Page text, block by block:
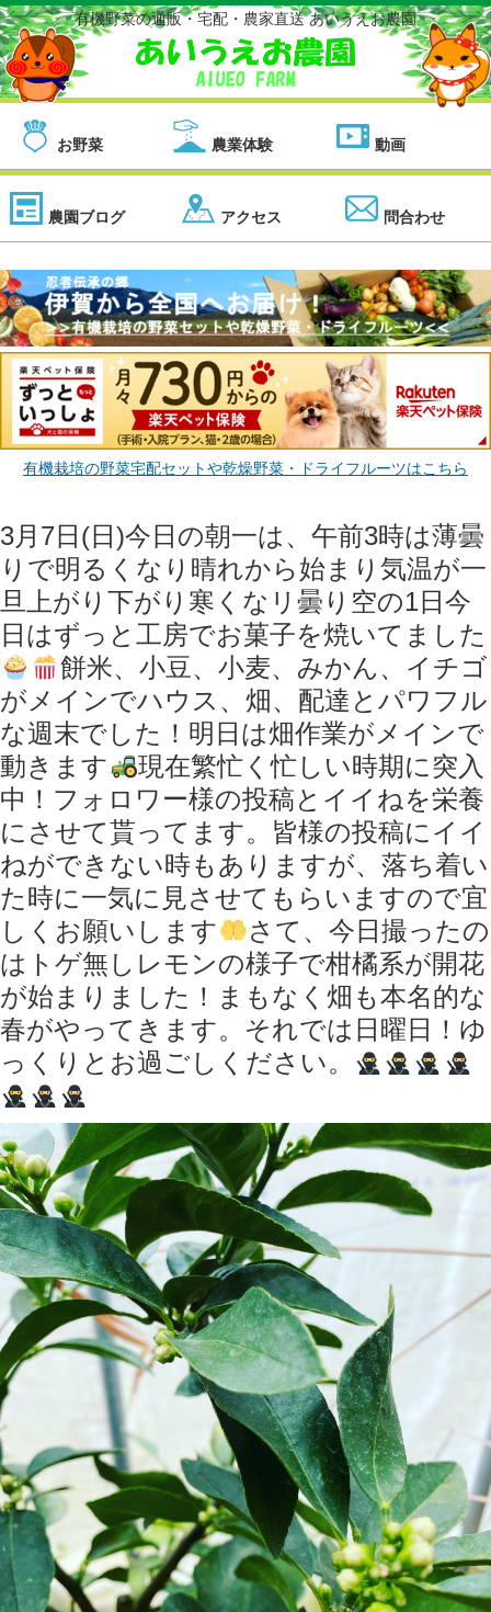
有機野菜の通販・宅配・農家直送 あいうえお農園
お野菜 農業体験 動画
農園ブログ アクセス 問合わせ
有機栽培の野菜宅配セットや乾燥野菜・ドライフルーツはこちら
3月7日(日)今日の朝一は、午前3時は薄曇
りで明るくなり晴れから始まり気温が一
旦上がり下がり寒くなリ曇り空の1日 今
日はずっと工房でお菓子を焼いてました
餅米、小豆、小麦、みかん、イチゴ
がメインでハウス、畑、配達とパワフル
な週末でした！明日は畑作業がメインで
動きます
現在繁忙く忙しい時期に突入
中！フォロワー様の投稿とイイねを栄養
にさせて貰ってます。皆様の投稿にイイ
ねができない時もありますが、落ち着い
た時に一気に見させてもらいますので宜
しくお願いします
さて、今日撮ったの
はトゲ無しレモンの様子で柑橘系が開花
が始まりました！まもなく畑も本名的な
春がやってきます。それでは日曜日！ゆ
っくりとお過ごしください。